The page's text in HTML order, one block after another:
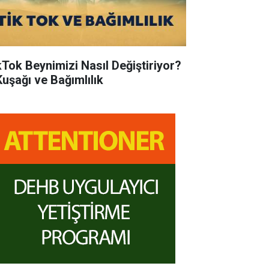
Beynimizi Nasıl Değiştiriyor?
ve Bağımlılık